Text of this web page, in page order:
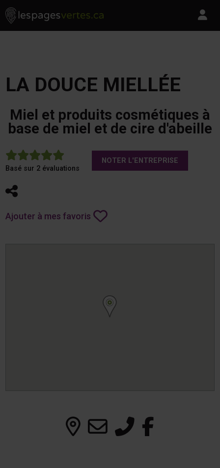
Skip to content
Les Pages Vertes - Go to homepage
LA DOUCE MIELLÉE
Miel et produits cosmétiques à
base de miel et de cire d'abeille
5
Basé sur 2 évaluations
NOTER L'ENTREPRISE
Partager
Ajouter à mes favoris